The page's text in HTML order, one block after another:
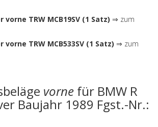
TRW MCB19SV (1 Satz) ⇒ zum
TRW MCB533SV (1 Satz) ⇒ zum
vorne für BMW R
Baujahr 1989 Fgst.-Nr.: